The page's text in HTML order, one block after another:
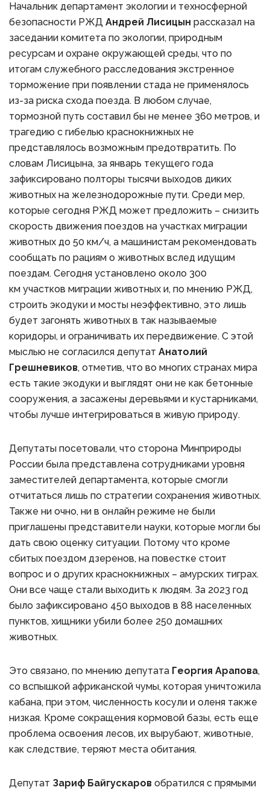
Начальник департамент экологии и техносферной
безопасности РЖД Андрей Лисицын рассказал на
заседании комитета по экологии, природным
ресурсам и охране окружающей среды, что по
итогам служебного расследования экстренное
торможение при появлении стада не применялось
из-за риска схода поезда. В любом случае,
тормозной путь составил бы не менее 360 метров, и
трагедию с гибелью краснокнижных не
представлялось возможным предотвратить. По
словам Лисицына, за январь текущего года
зафиксировано полторы тысячи выходов диких
животных на железнодорожные пути. Среди мер,
которые сегодня РЖД может предложить – снизить
скорость движения поездов на участках миграции
животных до 50 км/ч, а машинистам рекомендовать
сообщать по рациям о животных вслед идущим
поездам. Сегодня установлено около 300
км участков миграции животных и, по мнению РЖД,
строить экодуки и мосты неэффективно, это лишь
будет загонять животных в так называемые
коридоры, и ограничивать их передвижение. С этой
мыслью не согласился депутат Анатолий
Грешневиков, отметив, что во многих странах мира
есть такие экодуки и выглядят они не как бетонные
сооружения, а засажены деревьями и кустарниками,
чтобы лучше интегрироваться в живую природу.
Депутаты посетовали, что сторона Минприроды
России была представлена сотрудниками уровня
заместителей департамента, которые смогли
отчитаться лишь по стратегии сохранения животных.
Также ни очно, ни в онлайн режиме не были
приглашены представители науки, которые могли бы
дать свою оценку ситуации. Потому что кроме
сбитых поездом дзеренов, на повестке стоит
вопрос и о других краснокнижных – амурских тиграх.
Они все чаще стали выходить к людям. За 2023 год
было зафиксировано 450 выходов в 88 населенных
пунктов, хищники убили более 250 домашних
животных.
Это связано, по мнению депутата Георгия Арапова,
со вспышкой африканской чумы, которая уничтожила
кабана, при этом, численность косули и оленя также
низкая. Кроме сокращения кормовой базы, есть еще
проблема освоения лесов, их вырубают, животные,
как следствие, теряют места обитания.
Депутат Зариф Байгускаров обратился с прямыми